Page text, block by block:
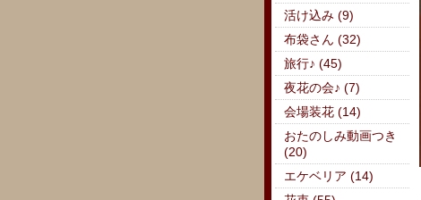
活け込み (9)
布袋さん (32)
旅行♪ (45)
夜花の会♪ (7)
会場装花 (14)
おたのしみ動画つき
(20)
エケベリア (14)